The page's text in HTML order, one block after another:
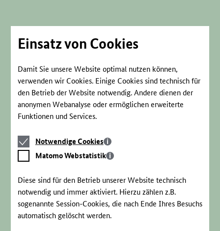
Einsatz von Cookies
Damit Sie unsere Website optimal nutzen können,
verwenden wir Cookies. Einige Cookies sind technisch für
den Betrieb der Website notwendig. Andere dienen der
anonymen Webanalyse oder ermöglichen erweiterte
Funktionen und Services.
Notwendige
Cookies
Notwendige Cookies
Matomo
Webstatistik
Matomo Webstatistik
Diese sind für den Betrieb unserer Website technisch
notwendig und immer aktiviert. Hierzu zählen z.B.
sogenannte Session-Cookies, die nach Ende Ihres Besuchs
automatisch gelöscht werden.